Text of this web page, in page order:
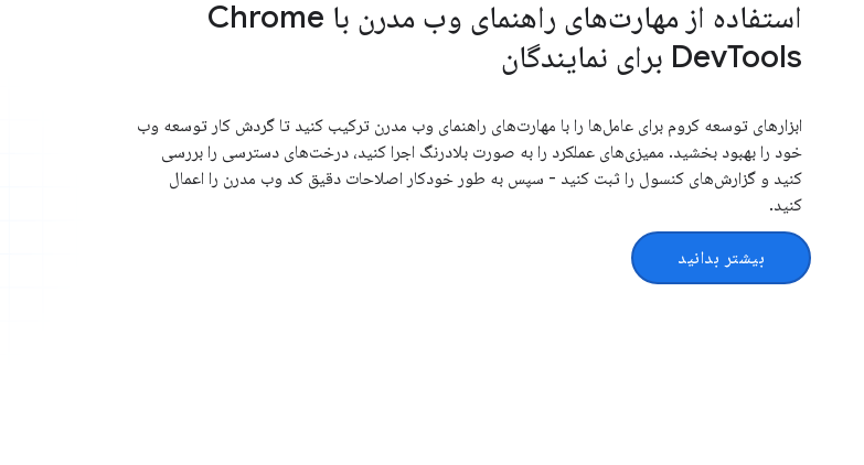
استفاده از مهارت‌های راهنمای وب مدرن با Chrome
DevTools برای نمایندگان
ابزارهای توسعه کروم برای عامل‌ها را با مهارت‌های راهنمای وب مدرن ترکیب کنید تا گردش کار توسعه وب
خود را بهبود بخشید. ممیزی‌های عملکرد را به صورت بلادرنگ اجرا کنید، درخت‌های دسترسی را بررسی
کنید و گزارش‌های کنسول را ثبت کنید - سپس به طور خودکار اصلاحات دقیق کد وب مدرن را اعمال
کنید.
بیشتر بدانید